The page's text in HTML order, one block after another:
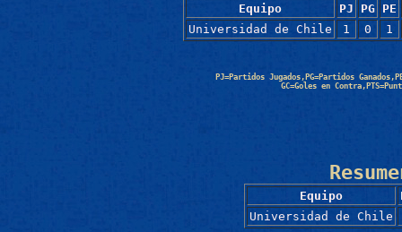
Equipo PJ PG PE
Universidad de Chile
1 0 1
PJ=Partidos Jugados,PG=Partidos
GC=Goles en
Equipo
Universidad de Chile